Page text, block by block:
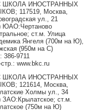
ШКОЛА ИНОСТРАННЫХ
117519, Москва,
ул., 21
ЮАО:Чертаново
ст.м. Улица
Янгеля (700м на Ю),
(950м на С)
386-9711
www.bkc.ru
ШКОЛА ИНОСТРАННЫХ
121614, Москва,
Холмы ул., 34
ЗАО:Крылатское; ст.м.
(750м на Ю)